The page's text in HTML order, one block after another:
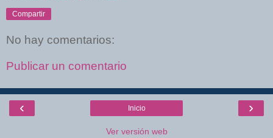
Compartir
No hay comentarios:
Publicar un comentario
‹ ›
Inicio
Ver versión web